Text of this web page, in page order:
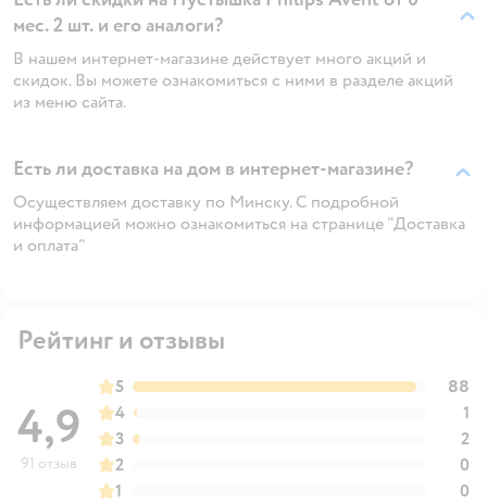
мес. 2 шт. и его аналоги?
В нашем интернет-магазине действует много акций и
скидок. Вы можете ознакомиться с ними в разделе акций
из меню сайта.
Есть ли доставка на дом в интернет-магазине?
Осуществляем доставку по Минску. С подробной
информацией можно ознакомиться на странице "Доставка
и оплата"
Рейтинг и отзывы
4,9
91 отзыв
5
88
4
1
3
2
2
0
1
0